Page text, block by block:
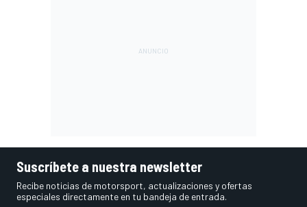
Suscríbete a nuestra newsletter
Recibe noticias de motorsport, actualizaciones y ofertas
especiales directamente en tu bandeja de entrada.